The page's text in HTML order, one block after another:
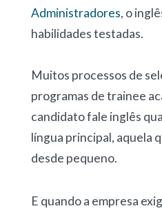
Administradores, o
habilidades testadas.
Muitos processos de
programas de trainee
candidato fale inglês
língua principal, aquela
desde pequeno.
E quando a empresa